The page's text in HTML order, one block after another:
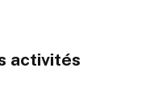
activités